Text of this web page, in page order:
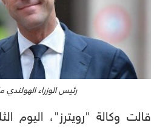
رئيس الوزراء الهولندي
قالت وكالة "رويترز"، اليوم